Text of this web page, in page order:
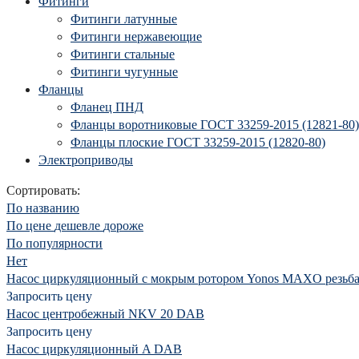
Фитинги латунные
Фитинги нержавеющие
Фитинги стальные
Фитинги чугунные
Фланцы
Фланец ПНД
Фланцы воротниковые ГОСТ 33259-2015 (12821-80)
Фланцы плоские ГОСТ 33259-2015 (12820-80)
Электроприводы
Сортировать:
По названию
По цене дешевле дороже
По популярности
Нет
Насос циркуляционный с мокрым ротором Yonos MAXO
Запросить цену
Насос центробежный NKV 20 DAB
Запросить цену
Насос циркуляционный A DAB